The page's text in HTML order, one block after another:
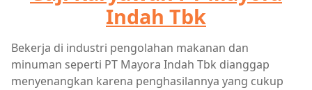
Indah Tbk
Bekerja di industri pengolahan makanan dan
minuman seperti PT Mayora Indah Tbk dianggap
menyenangkan karena penghasilannya yang cukup